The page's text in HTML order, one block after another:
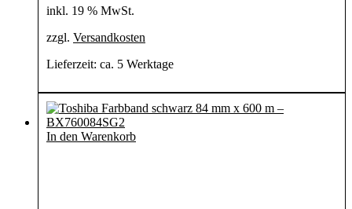
inkl. 19 % MwSt.
zzgl. Versandkosten
Lieferzeit: ca. 5 Werktage
In den Warenkorb